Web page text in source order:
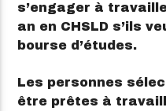
s’engager à
an en CHSLD s’ils
bourse d’études.
Les personnes
être prêtes à